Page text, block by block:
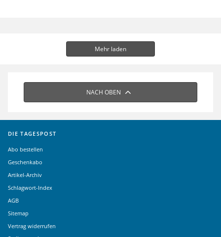
Mehr laden
NACH OBEN
DIE TAGESPOST
Abo bestellen
Geschenkabo
Artikel-Archiv
Schlagwort-Index
AGB
Sitemap
Vertrag widerrufen